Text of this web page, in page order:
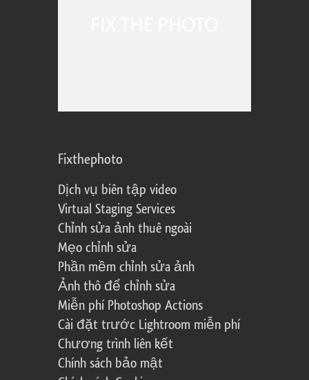
Fixthephoto
Dịch vụ biên tập video
Virtual Staging Services
Chỉnh sửa ảnh thuê ngoài
Mẹo chỉnh sửa
Phần mềm chỉnh sửa ảnh
Ảnh thô để chỉnh sửa
Miễn phí Photoshop Actions
Cài đặt trước Lightroom miễn phí
Chương trình liên kết
Chính sách bảo mật